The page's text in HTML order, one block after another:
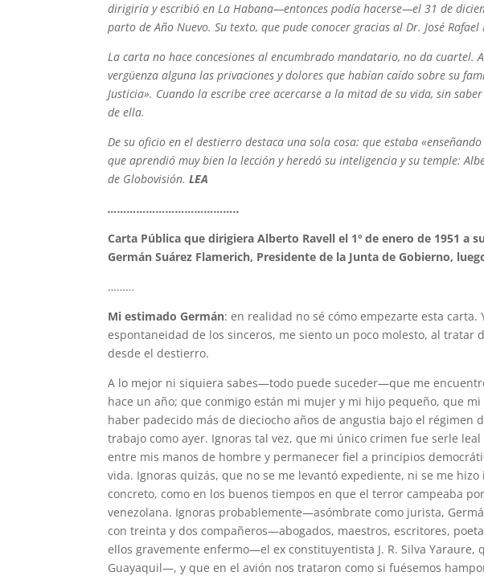
dirigiría y escribió en La Habana—entonces podía hacerse—el 31 de
parto de Año Nuevo. Su texto, que pude conocer gracias al Dr. José
La carta no hace concesiones al encumbrado mandatario, no da
vergüenza alguna las privaciones y dolores que habían caído sobre su
Justicia». Cuando la escribe cree acercarse a la mitad de su vida, sin
de ella.
De su oficio en el destierro destaca una sola cosa: que estaba
que aprendió muy bien la lección y heredó su inteligencia y su temple:
de Globovisión.LEA
…………………………………..
Carta Pública que dirigiera Alberto Ravell el 1º de enero de 1951 a
Germán Suárez Flamerich, Presidente de la Junta de Gobierno,
………
Mi estimado Germán: en realidad no sé cómo empezarte esta
espontaneidad de los sinceros, me siento un poco molesto, al tratar
desde el destierro.
A lo mejor ni siquiera sabes—todo puede suceder—que me
hace un año; que conmigo están mi mujer y mi hijo pequeño, que
haber padecido más de dieciocho años de angustia bajo el régimen
trabajo como ayer. Ignoras tal vez, que mi único crimen fue serle
entre mis manos de hombre y permanecer fiel a principios
vida. Ignoras quizás, que no se me levantó expediente, ni se me
concreto, como en los buenos tiempos en que el terror campeaba
venezolana. Ignoras probablemente—asómbrate como jurista,
con treinta y dos compañeros—abogados, maestros, escritores,
ellos gravemente enfermo—el ex constituyentista J. R. Silva
Guayaquil—, y que en el avión nos trataron como si fuésemos